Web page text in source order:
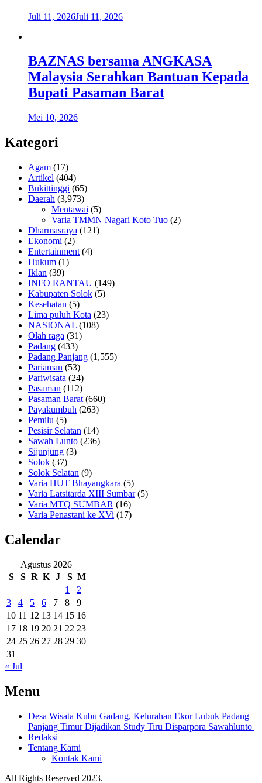
Juli 11, 2026Juli 11, 2026
BAZNAS bersama ANGKASA
Malaysia Serahkan Bantuan Kepada
Bupati Pasaman Barat
Mei 10, 2026
Kategori
Agam (17)
Artikel (404)
Bukittinggi (65)
Daerah (3,973)
Mentawai (5)
Varia TMMN Nagari Koto Tuo (2)
Dharmasraya (121)
Ekonomi (2)
Entertainment (4)
Hukum (1)
Iklan (39)
INFO RANTAU (149)
Kabupaten Solok (5)
Kesehatan (5)
Lima puluh Kota (23)
NASIONAL (108)
Olah raga (31)
Padang (433)
Padang Panjang (1,555)
Pariaman (53)
Pariwisata (24)
Pasaman (112)
Pasaman Barat (660)
Payakumbuh (263)
Pemilu (5)
Pesisir Selatan (14)
Sawah Lunto (236)
Sijunjung (3)
Solok (37)
Solok Selatan (9)
Varia HUT Bhayangkara (5)
Varia Latsitarda XIII Sumbar(5)
Varia MTQ SUMBAR (16)
Varia Penastani ke XVi (17)
Calendar
Agustus 2026
S
S R K J S M
1
2
3
4 5 6 7 8
9
10 11 12 13 14 15 16
17 18 19 20 21 22 23
24 25 26 27 28 29 30
31
« Jul
Menu
Desa Wisata Kubu Gadang, Kelurahan Ekor Lubuk Padang
Panjang Timur Dijadikan Study Tiru Disparpora Sawahlunto
Redaksi
Tentang Kami
Kontak Kami
All Rights Reserved 2023.